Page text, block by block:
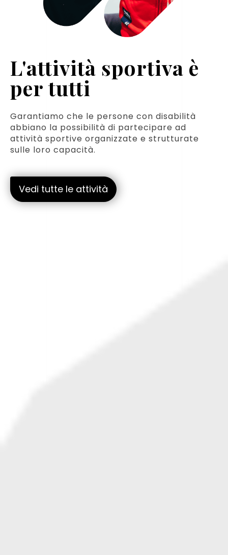
L'attività sportiva è
per tutti
Garantiamo che le persone con disabilità
abbiano la possibilità di partecipare ad
attività sportive organizzate e strutturate
sulle loro capacità.
Vedi tutte le attività